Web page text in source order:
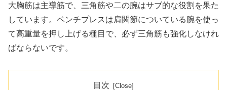
大胸筋は主導筋で、三角筋や二の腕はサブ的な役割を果た
しています。ベンチプレスは肩関節についている腕を使っ
て高重量を押し上げる種目で、必ず三角筋も強化しなけれ
ばならないです。
目次